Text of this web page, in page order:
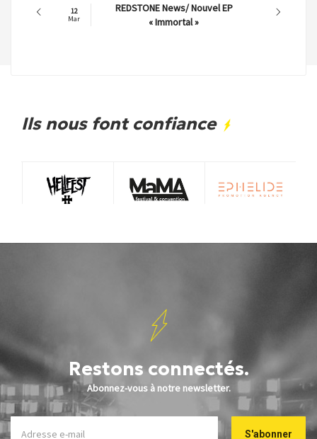
12
Mar
REDSTONE News/ Nouvel EP
« Immortal »
Ils nous font confiance
Restons connectés.
Abonnez-vous à notre newsletter.